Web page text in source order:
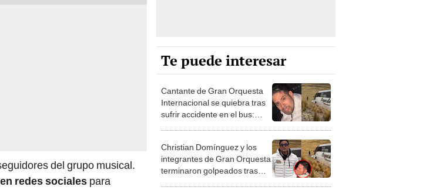
del grupo musical.
redes sociales para
Te puede interesar
Cantante de Gran Orquesta
Internacional se quiebra tras
sufrir accidente en el bus:
Christian Domínguez y los
integrantes de Gran Orquesta
terminaron golpeados tras